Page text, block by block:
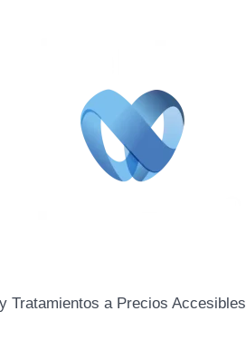
Tratamientos a Precios Accesibles